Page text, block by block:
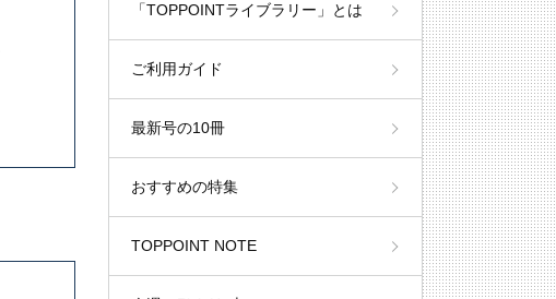
「TOPPOINTライブラリー」とは
ご利用ガイド
最新号の10冊
おすすめの特集
TOPPOINT NOTE